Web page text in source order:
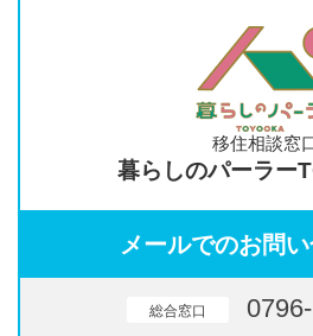
移住相談窓
暮らしのパーラー
メールでのお問
総合窓口